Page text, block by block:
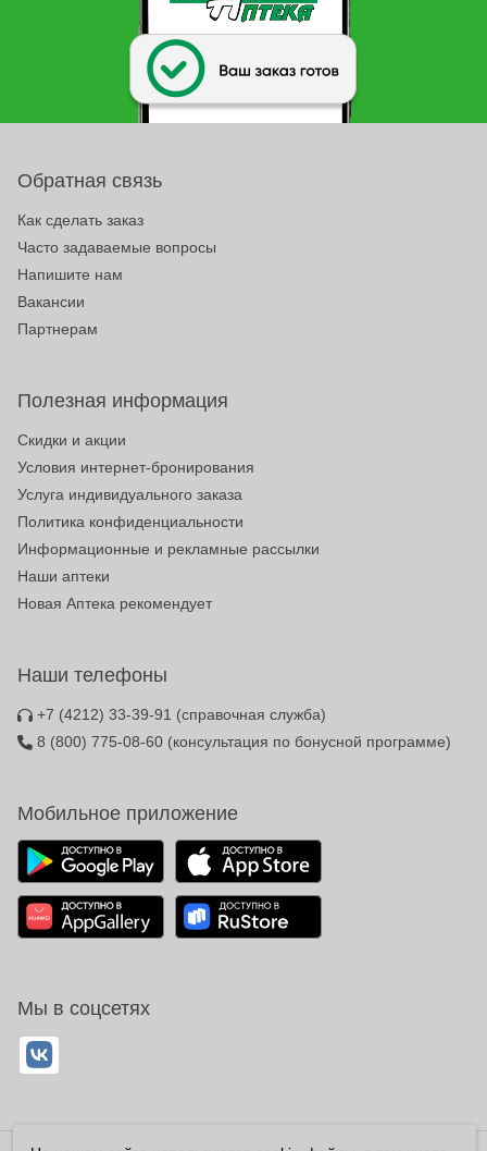
Обратная связь
Как сделать заказ
Часто задаваемые вопросы
Напишите нам
Вакансии
Партнерам
Полезная информация
Скидки и акции
Условия интернет-бронирования
Услуга индивидуального заказа
Политика конфиденциальности
Информационные и рекламные рассылки
Наши аптеки
Новая Аптека рекомендует
Наши телефоны
+7 (4212) 33-39-91 (справочная служба)
8 (800) 775-08-60 (консультация по бонусной программе)
Мобильное приложение
Мы в соцсетях